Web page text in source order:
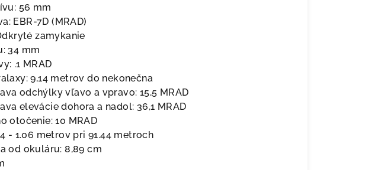
56 mm
EBR-7D (MRAD)
zamykanie
34 mm
.1 MRAD
9,14 metrov do nekonečna
odchýlky vľavo a vpravo: 15,5 MRAD
elevácie dohora a nadol: 36,1 MRAD
otočenie: 10 MRAD
- 1.06 metrov pri91.44 metroch
od okuláru: 8,89 cm